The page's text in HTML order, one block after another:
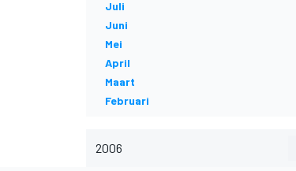
Juli
Juni
Mei
April
Maart
Februari
2006